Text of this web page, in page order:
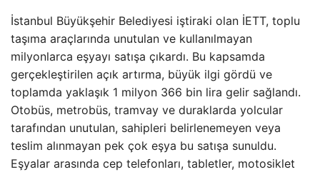
İstanbul Büyükşehir Belediyesi iştiraki olan İETT, toplu
taşıma araçlarında unutulan ve kullanılmayan
milyonlarca eşyayı satışa çıkardı. Bu kapsamda
gerçekleştirilen açık artırma, büyük ilgi gördü ve
toplamda yaklaşık 1 milyon 366 bin lira gelir sağlandı.
Otobüs, metrobüs, tramvay ve duraklarda yolcular
tarafından unutulan, sahipleri belirlenemeyen veya
teslim alınmayan pek çok eşya bu satışa sunuldu.
Eşyalar arasında cep telefonları, tabletler, motosiklet